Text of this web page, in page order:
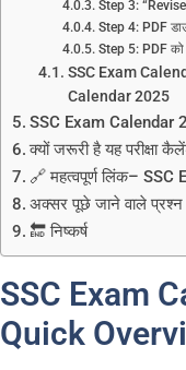
Step 3:
Step 4: PDF
Step 5: PDF
SSC Exam
Calendar 2025
SSC Exam Calendar
क्यों जरूरी है यह परीक्षा
🔗 महत्वपूर्ण लिंक–
अक्सर पूछे जाने वाले
🔚 निष्कर्ष
SSC Exam
Quick